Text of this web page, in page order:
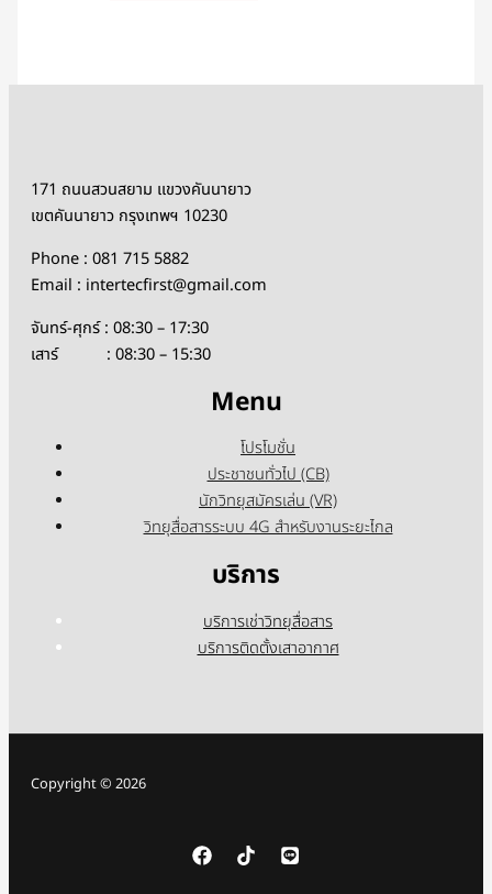
171 ถนนสวนสยาม แขวงคันนายาว
เขตคันนายาว กรุงเทพฯ 10230
Phone : 081 715 5882
Email : intertecfirst@gmail.com
จันทร์-ศุกร์ : 08:30 – 17:30
เสาร์ : 08:30 – 15:30
Menu
โปรโมชั่น
ประชาชนทั่วไป (CB)
นักวิทยุสมัครเล่น (VR)
วิทยุสื่อสารระบบ 4G สำหรับงานระยะไกล
บริการ
บริการเช่าวิทยุสื่อสาร
บริการติดตั้งเสาอากาศ
Copyright © 2026